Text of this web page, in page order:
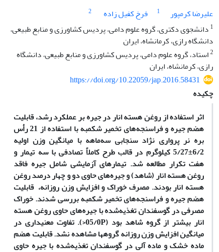
علیرضا کرمپور
1 فرخ کفیل زاده
2
1 دانشجوی دکتری، گروه علوم دامی، پردیس کشاورزی و منابع طبیعی،
دانشگاه رازی، کرمانشاه، ایران
2استاد، گروه علوم دامی، پردیس کشاورزی و منابع طبیعی، دانشگاه
رازی، کرمانشاه، ایران
https://doi.org/10.22059/jap.2016.58431
چکیده
اثر استفاده از روغن هسته انار در جیره بر عملکرد رشد، قابلیت
هضم جیره و فراسنجه‌های تخمیر شکمبه ‌با استفاده از 21 رأس
بره‌ نر پرواری نژاد سنجابی سه‌ماهه با میانگین وزن اولیه
6/2±5/27 کیلوگرم در قالب طرح کاملاً تصادفی با سه تیمار و
هفت تکرار مطالعه شد. تیمارهای آزمایشی شامل جیره فاقد
روغن هسته انار (شاهد) و جیره‌های حاوی دو و چهار درصد روغن
هسته انار بودند. مصرف خوراک و افزایش وزن روزانه، قابلیت
هضم جیره و فراسنجه‌های تخمیر شکمبه بررسی شدند. خوراک
مصرفی در گوسفندان تغذیه‌شده با جیره‌های حاوی روغن هسته
انار بیشتر از گروه شاهد بود (05/0P<). تفاوت معنی­داری در
میانگین افزایش وزن روزانه گروه­ها مشاهده نشد. قابلیت هضم
ماده خشک و ماده آلی در گوسفندان تغذیه‌شده با جیره حاوی